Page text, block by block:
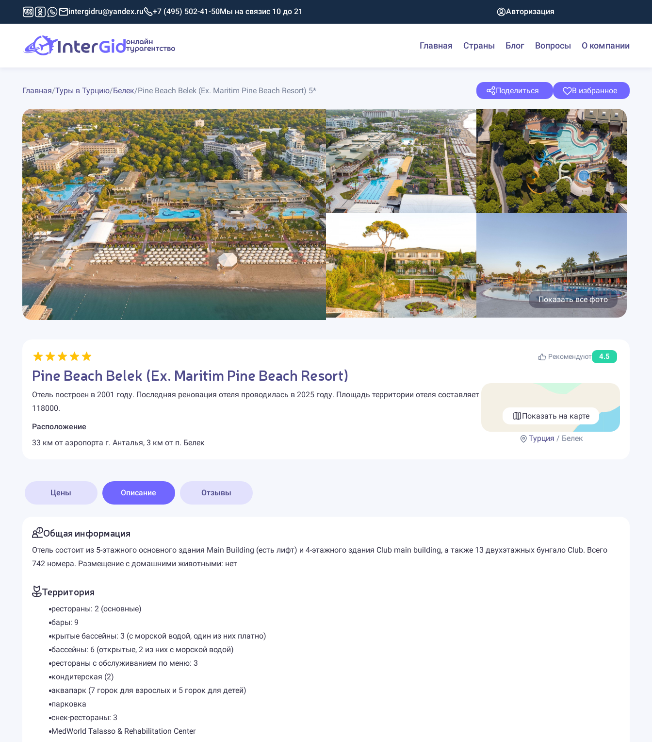
intergidru@yandex.ru +7 (495) 502-41-50Мы на связис 10 до 21 Авторизация
Главная Страны Блог Вопросы О компании
Главная/Туры в Турцию/Белек/Pine Beach Belek (Ex. Maritim Pine Beach Resort) 5* Поделиться В избранное
Показать все фото
Рекомендуют 4.5
Pine Beach Belek (Ex. Maritim Pine Beach Resort)
Отель построен в 2001 году. Последняя реновация отеля проводилась в 2025 году. Площадь территории отеля составляет
118000.
Расположение
33 км от аэропорта г. Анталья, 3 км от п. Белек
Показать на карте
Турция / Белек
Цены Описание Отзывы
Общая информация
Отель состоит из 5-этажного основного здания Main Building (есть лифт) и 4-этажного здания Club main building, а также 13 двухэтажных бунгало Club. Всего
742 номера. Размещение с домашними животными: нет
Территория
рестораны: 2 (основные)
бары: 9
крытые бассейны: 3 (с морской водой, один из них платно)
бассейны: 6 (открытые, 2 из них с морской водой)
рестораны с обслуживанием по меню: 3
кондитерская (2)
аквапарк (7 горок для взрослых и 5 горок для детей)
парковка
снек-рестораны: 3
MedWorld Talasso & Rehabilitation Center